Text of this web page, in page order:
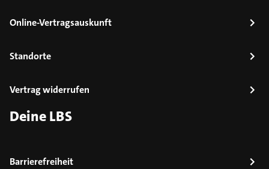
Online-Vertragsauskunft
Standorte
Vertrag widerrufen
Deine LBS
Barrierefreiheit